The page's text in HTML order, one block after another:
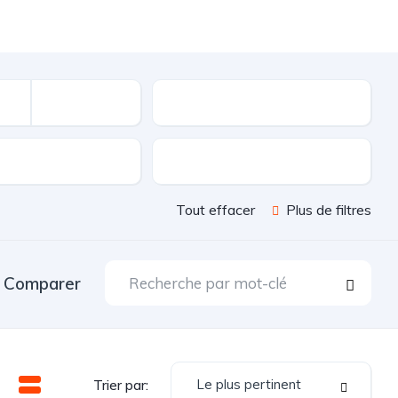
Tout effacer Plus de filtres
Comparer
Trier par: Le plus pertinent